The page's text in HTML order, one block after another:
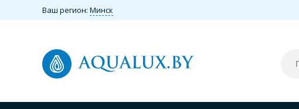
Ваш регион: Минск